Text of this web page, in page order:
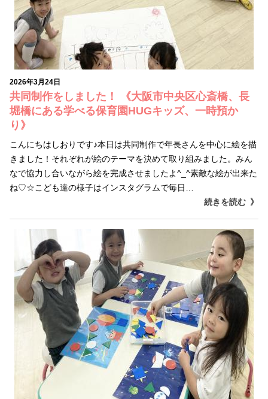
2026年3月24日
共同制作をしました！ 《大阪市中央区心斎橋、長
堀橋にある学べる保育園HUGキッズ、一時預か
り》
こんにちはしおりです♪本日は共同制作で年長さんを中心に絵を描
きました！それぞれが絵のテーマを決めて取り組みました。みん
なで協力し合いながら絵を完成させましたよ^_^素敵な絵が出来た
ね♡☆こども達の様子はインスタグラムで毎日…
続きを読む